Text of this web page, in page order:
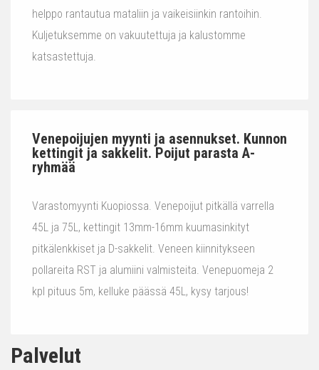
helppo rantautua mataliin ja vaikeisiinkin rantoihin.
Kuljetuksemme on vakuutettuja ja kalustomme
katsastettuja.
Venepoijujen myynti ja asennukset. Kunnon
kettingit ja sakkelit. Poijut parasta A-
ryhmää
Varastomyynti Kuopiossa. Venepoijut pitkällä varrella
45L ja 75L, kettingit 13mm-16mm kuumasinkityt
pitkälenkkiset ja D-sakkelit. Veneen kiinnitykseen
pollareita RST ja alumiini valmisteita. Venepuomeja 2
kpl pituus 5m, kelluke päässä 45L, kysy tarjous!
Palvelut